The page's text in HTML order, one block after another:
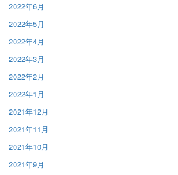
2022年6月
2022年5月
2022年4月
2022年3月
2022年2月
2022年1月
2021年12月
2021年11月
2021年10月
2021年9月